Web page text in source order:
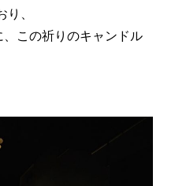
、
この祈りのキャンドル